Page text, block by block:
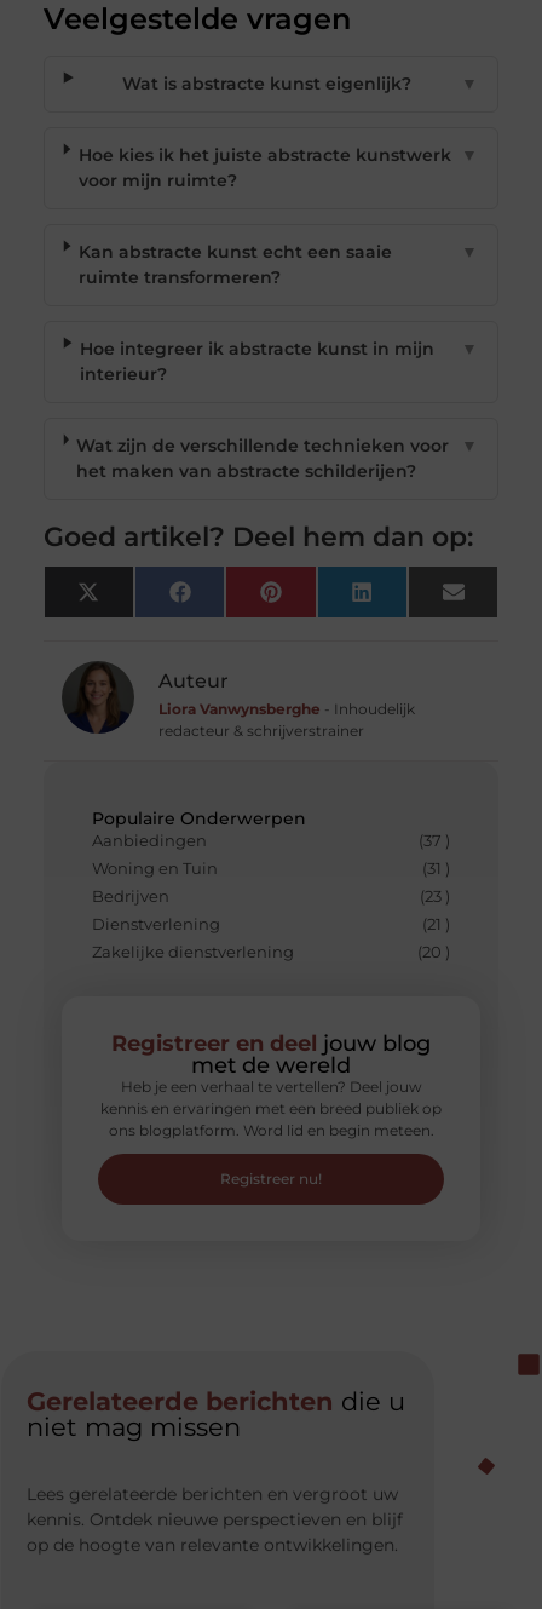
Populaire Onderwerpen
Aanbiedingen
(37 )
Woning en Tuin
(31 )
Bedrijven
(23 )
Dienstverlening
(21 )
Zakelijke dienstverlening
(20 )
Registreer en deel jouw blog
met de wereld
Heb je een verhaal te vertellen? Deel jouw
kennis en ervaringen met een breed publiek op
ons blogplatform. Word lid en begin meteen.
Registreer nu!
Veelgestelde vragen
Wat is abstracte kunst eigenlijk? ▼
Hoe kies ik het juiste abstracte kunstwerk
voor mijn ruimte?
▼
Kan abstracte kunst echt een saaie
ruimte transformeren?
▼
Hoe integreer ik abstracte kunst in mijn
interieur?
▼
Wat zijn de verschillende technieken voor
het maken van abstracte schilderijen?
▼
Goed artikel? Deel hem dan op:
X
(Twitter)
FacebookPinterest LinkedIn Email
Auteur
Liora Vanwynsberghe - Inhoudelijk
redacteur & schrijverstrainer
Gerelateerde berichten die u
niet mag missen
Lees gerelateerde berichten en vergroot uw
kennis. Ontdek nieuwe perspectieven en blijf
op de hoogte van relevante ontwikkelingen.